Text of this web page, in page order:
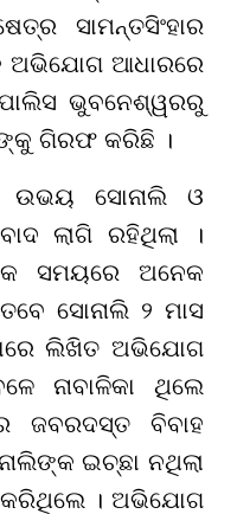
ସାମନ୍ତସିଂହାର
ଅଭିଯୋଗ ଆଧାରରେ
ଭୁବନେଶ୍ୱରରୁ
ଗିରଫ କରିଛି ।
ଉଭୟ ସୋନାଲି ଓ
ଲାଗି ରହିଥିଲା ।
ସମୟରେ ଅନେକ
ସୋନାଲି ୨ ମାସ
ଲିଖିତ ଅଭିଯୋଗ
ନାବାଳିକା ଥିଲେ
ଜବରଦସ୍ତ ବିବାହ
ଇଚ୍ଛା ନଥିଲା
। ଅଭିଯୋଗ